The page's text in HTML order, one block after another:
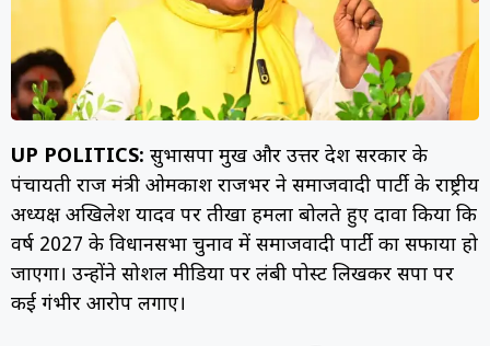
UP POLITICS: सुभासपा प्रमुख और उत्तर प्रदेश सरकार के
पंचायती राज मंत्री ओमप्रकाश राजभर ने समाजवादी पार्टी के राष्ट्रीय
अध्यक्ष अखिलेश यादव पर तीखा हमला बोलते हुए दावा किया कि
वर्ष 2027 के विधानसभा चुनाव में समाजवादी पार्टी का सफाया हो
जाएगा। उन्होंने सोशल मीडिया पर लंबी पोस्ट लिखकर सपा पर
कई गंभीर आरोप लगाए।